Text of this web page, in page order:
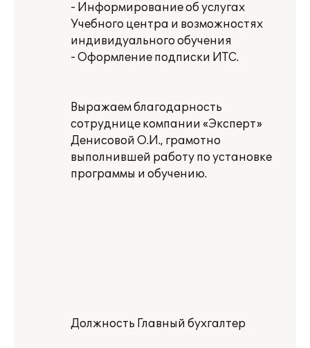
- Информирование об услугах
Учебного центра и возможностях
индивидуального обучения
- Оформление подписки ИТС.
Выражаем благодарность
сотруднице компании «Эксперт»
Денисовой О.И., грамотно
выполнившей работу по установке
программы и обучению.
Должность Главный бухгалтер